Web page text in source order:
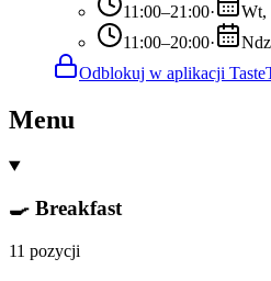
11:00–21:00· Wt,
11:00–20:00· Ndz
Odblokuj w aplikacji
Menu
🍳 Breakfast
11 pozycji